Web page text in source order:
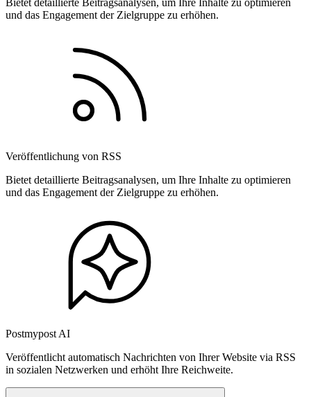
Bietet detaillierte Beitragsanalysen, um Ihre Inhalte zu optimieren
und das Engagement der Zielgruppe zu erhöhen.
Veröffentlichung von RSS
Bietet detaillierte Beitragsanalysen, um Ihre Inhalte zu optimieren
und das Engagement der Zielgruppe zu erhöhen.
Postmypost AI
Veröffentlicht automatisch Nachrichten von Ihrer Website via RSS
in sozialen Netzwerken und erhöht Ihre Reichweite.